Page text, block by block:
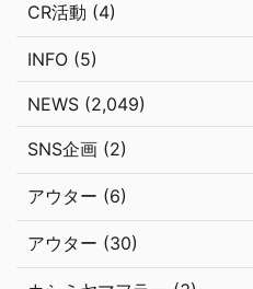
CR活動 (4)
INFO (5)
NEWS (2,049)
SNS企画 (2)
アウター (6)
アウター (30)